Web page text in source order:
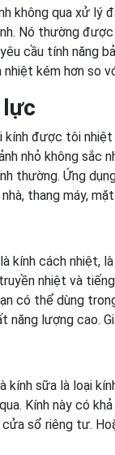
không qua xử lý
Nó thường
cầu tính năng
nhiệt kém hơn so
lực
kính được tôi
nhỏ không sắc
thường. Ứng
thang máy,
kính cách nhiệt,
nhiệt và
có thể dùng
năng lượng cao.
kính sữa là loại
Kính này có
sổ riêng tư.